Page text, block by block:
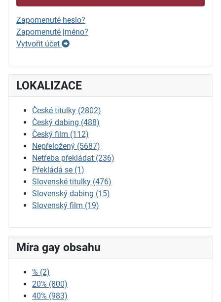
Zapomenuté heslo?
Zapomenuté jméno?
Vytvořit účet
LOKALIZACE
České titulky (2802)
Český dabing (488)
Český film (112)
Nepřeložený (5687)
Netřeba překládat (236)
Překládá se (1)
Slovenské titulky (476)
Slovenský dabing (15)
Slovenský film (19)
Míra gay obsahu
% (2)
20% (800)
40% (983)